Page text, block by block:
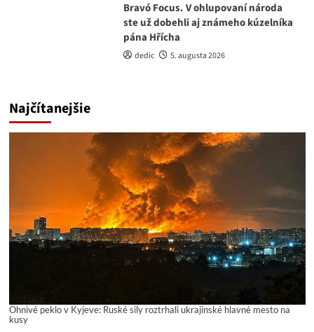
Bravó Focus. V ohlupovaní národa
ste už dobehli aj známeho kúzelníka
pána Hřícha
dedic 5. augusta 2026
Najčítanejšie
Ohnivé peklo v Kyjeve: Ruské sily roztrhali ukrajinské hlavné mesto na
kusy